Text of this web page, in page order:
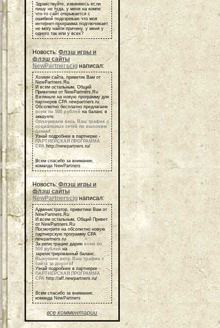
Здравствуйте, извиняюсь если
пишу не туда, у меня на компе
что-то сайт открывается с
ошибкой подозреваю что моя
интернет-программа подглючивает
не могу найти причину, у меня у
одного так или у всех?
Новость: Флэш игры и
флэш сайты
NewPartnerscig написал:
Хозяин сайта, приветик Вам от
NewPartners.Ru
И всем остальным, Общий
Приветики от NewPartners.Ru
Взгляньте на новую программу для
партнеров СРА newpartners.ru
Обсолютно бесплатно предлагаем
всем по 500 рублей на баланс в
аккаунте.
Оплачиваем весь Ваш трафик с
социальных сетей по высоким
ценам!
Узнай подробнее в партнерке -
ПАРТНЕРСКАЯ ПРОГРАММА
СРА http://newpartners.ru/
Всем спасибо за внимание,
команда NewPartners
Новость: Флэш игры и
флэш сайты
NewPartnerscig написал:
Администратор, приветики Вам от
NewPartners.Ru
И всем остальным, Общий Привет
от NewPartners.Ru
Посмотрите на обсолютно новую
партнерскую программу СРА
newpartners.ru
За регистрацию дарим всем по
500 рублей на
зарегистрированный баланс.
Выкупаем весь Ваш трафик с
сайта за дорого!
Узнай подробнее в партнерке -
ПАРТНЕРСКАЯ ПРОГРАММА
СРА http://aff.newpartners.ru/
Всем спасибо за внимание,
команда NewPartners
все комментарии